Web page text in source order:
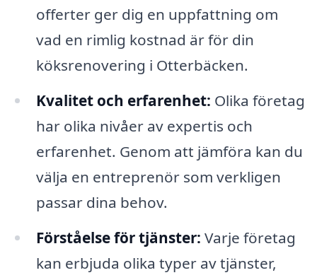
offerter ger dig en uppfattning om
vad en rimlig kostnad är för din
köksrenovering i Otterbäcken.
Kvalitet och erfarenhet: Olika företag
har olika nivåer av expertis och
erfarenhet. Genom att jämföra kan du
välja en entreprenör som verkligen
passar dina behov.
Förståelse för tjänster: Varje företag
kan erbjuda olika typer av tjänster,